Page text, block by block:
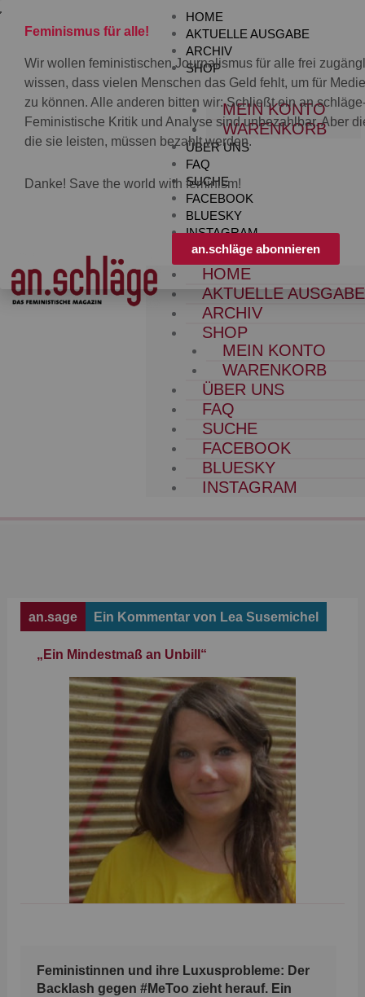
Inhalt
HOME
AKTUELLE AUSGABE
ARCHIV
SHOP
MEIN KONTO
WARENKORB
ÜBER UNS
FAQ
SUCHE
FACEBOOK
BLUESKY
INSTAGRAM
HOME
AKTUELLE AUSGABE
ARCHIV
SHOP
MEIN KONTO
WARENKORB
ÜBER UNS
FAQ
SUCHE
FACEBOOK
BLUESKY
INSTAGRAM
an.sage Ein Kommentar von Lea Susemichel
„Ein Mindestmaß an Unbill“
Feministinnen und ihre Luxusprobleme: Der
Backlash gegen #MeToo zieht herauf. Ein
Feminismus für alle!
Wir wollen feministischen Journalismus für alle frei
wissen, dass vielen Menschen das Geld fehlt, um für
zu können. Alle anderen bitten wir: Schließt ein
Feministische Kritik und Analyse sind unbezahlbar. Aber
die sie leisten, müssen bezahlt werden.
Danke! Save the world with feminism!
an.schläge abonnieren